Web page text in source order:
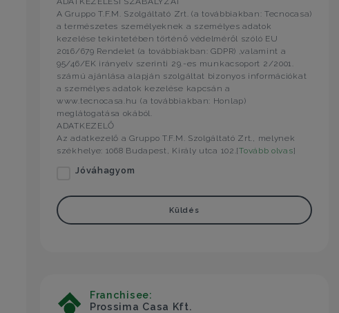
A Gruppo T.F.M. Szolgáltató Zrt. (a továbbiakban: Tecnocasa)
a természetes személyeknek a személyes adatok
kezelése tekintetében történő védelméről szóló EU
2016/679 Rendelet (a továbbiakban: GDPR) ,valamint a
95/46/EK irányelv szerinti 29.-es munkacsoport 2/2001.
számú ajánlása alapján szolgáltat bizonyos információkat
a személyes adatok kezelése kapcsán a
www.tecnocasa.hu (a továbbiakban: Honlap)
meglátogatása okából.
ADATKEZELŐ
Az adatkezelő a Gruppo T.F.M. Szolgáltató Zrt., melynek
székhelye: 1068 Budapest, Király utca 102.[Tovább olvas]
Jóváhagyom
Küldés
Franchisee:
Prossima Casa Kft.